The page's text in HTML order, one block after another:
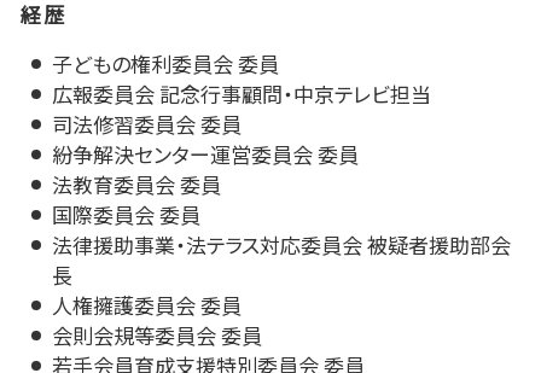
経歴
子どもの権利委員会 委員
広報委員会 記念行事顧問・中京テレビ担当
司法修習委員会 委員
紛争解決センター運営委員会 委員
法教育委員会 委員
国際委員会 委員
法律援助事業・法テラス対応委員会 被疑者援助部会
長
人権擁護委員会 委員
会則会規等委員会 委員
若手会員育成支援特別委員会 委員